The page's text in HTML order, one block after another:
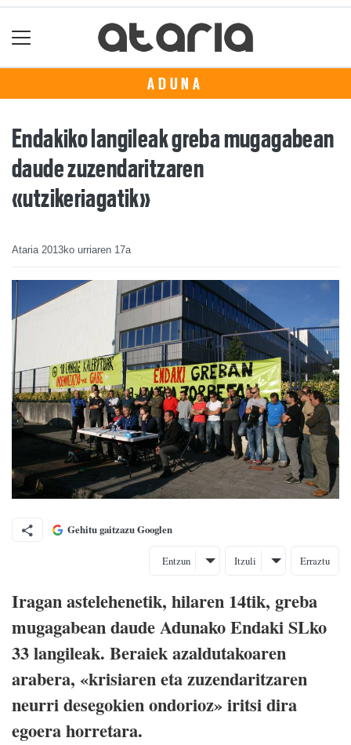
ADUNA
Endakiko langileak greba mugagabean
daude zuzendaritzaren
«utzikeriagatik»
Ataria 2013ko urriaren 17a
Gehitu gaitzazu Googlen
Entzun Itzuli Erraztu
Iragan astelehenetik, hilaren 14tik, greba
mugagabean daude Adunako Endaki SLko
33 langileak. Beraiek azaldutakoaren
arabera, «krisiaren eta zuzendaritzaren
neurri desegokien ondorioz» iritsi dira
egoera horretara.